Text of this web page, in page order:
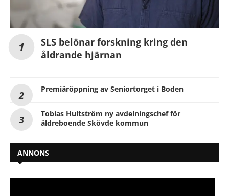
SLS belönar forskning kring den
åldrande hjärnan
Premiäröppning av Seniortorget i Boden
Tobias Hultström ny avdelningschef för
äldreboende Skövde kommun
ANNONS